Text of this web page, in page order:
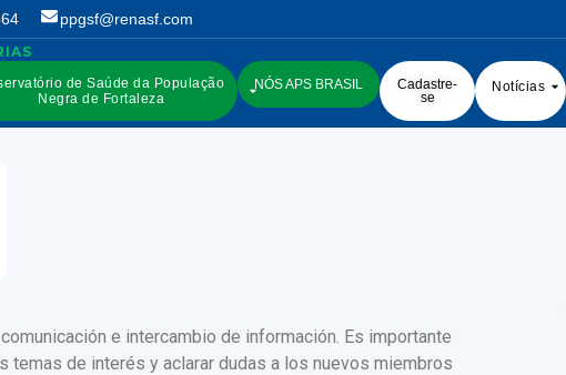
ppgsf@renasf.com
de Saúde da População
Negra de Fortaleza
NÓS APS BRASIL
Cadastre-
se
Notícias
e intercambio de información. Es importante
de interés y aclarar dudas a los nuevos miembros